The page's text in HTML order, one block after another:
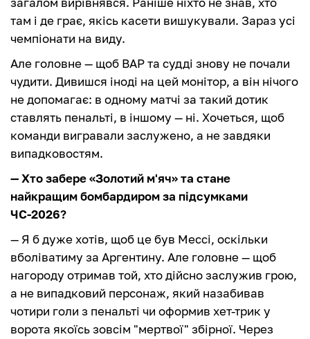
там і де грає, якісь касети вишукували. Зараз усі
чемпіонати на виду.
Але головне — щоб ВАР та судді знову не почали
чудити. Дивишся іноді на цей монітор, а він нічого
не допомагає: в одному матчі за такий дотик
ставлять пенальті, в іншому — ні. Хочеться, щоб
команди вигравали заслужено, а не завдяки
випадковостям.
— Хто забере «Золотий м'яч» та стане
найкращим бомбардиром за підсумками
ЧС-2026?
— Я б дуже хотів, щоб це був Мессі, оскільки
вболіватиму за Аргентину. Але головне — щоб
нагороду отримав той, хто дійсно заслужив грою,
а не випадковий персонаж, який назабивав
чотири голи з пенальті чи оформив хет-трик у
ворота якоїсь зовсім "мертвої" збірної. Через